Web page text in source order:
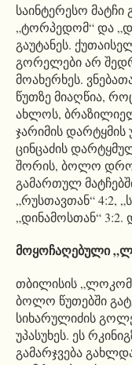
საინტერესო
„ტორპედომ“ და
გაუტანეს.
გორელები არ
მოახერხეს.
წუთზე მიაღწია,
ახლოს,
ჯარიმის
ცინცაძის
შორის, ბოლო
გამართულ
„რუსთავთან“ 4:2,
„დინამოსთან“ 3:2.
მოყოჩაღებული
თბილისის
ბოლო წუთებში
სიხარულიძის
უპასუხეს. ეს
გამარჯვება